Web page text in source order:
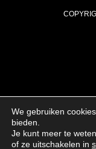
We gebruiken
bieden.
Je kunt meer te
of ze uitschakelen in